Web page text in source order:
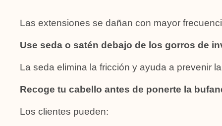
Las extensiones se dañan con mayor
Use seda o satén debajo de los gorros de
La seda elimina la fricción y ayuda a prevenir
Recoge tu cabello antes de ponerte la
Los clientes pueden: